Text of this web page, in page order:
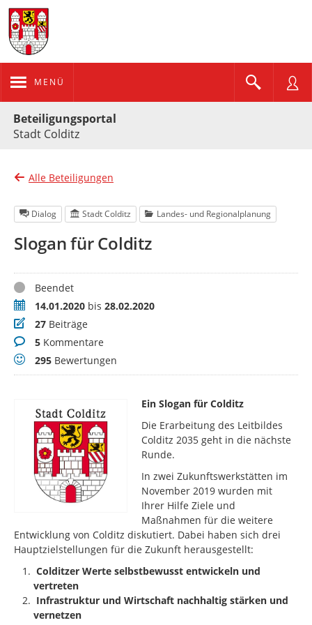
MENÜ
Beteiligungsportal
Stadt Colditz
Alle Beteiligungen
Dialog Stadt Colditz Landes- und Regionalplanung
Slogan für Colditz
StatusBeendet
Zeitraum14.01.2020 bis 28.02.2020
Beiträge
27 Beiträge
Kommentare
5 Kommentare
Bewertungen
295 Bewertungen
Ein Slogan für Colditz
Die Erarbeitung des Leitbildes
Colditz 2035 geht in die nächste
Runde.
In zwei Zukunftswerkstätten im
November 2019 wurden mit
Ihrer Hilfe Ziele und
Maßnahmen für die weitere
Entwicklung von Colditz diskutiert. Dabei haben sich drei
Hauptzielstellungen für die Zukunft herausgestellt:
Colditzer Werte selbstbewusst entwickeln und
vertreten
Infrastruktur und Wirtschaft nachhaltig stärken und
vernetzen